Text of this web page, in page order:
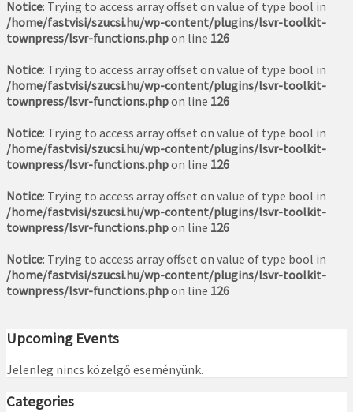
Notice: Trying to access array offset on value of type bool in
/home/fastvisi/szucsi.hu/wp-content/plugins/lsvr-toolkit-
townpress/lsvr-functions.phpon line 126
Notice: Trying to access array offset on value of type bool in
/home/fastvisi/szucsi.hu/wp-content/plugins/lsvr-toolkit-
townpress/lsvr-functions.phpon line 126
Notice: Trying to access array offset on value of type bool in
/home/fastvisi/szucsi.hu/wp-content/plugins/lsvr-toolkit-
townpress/lsvr-functions.phpon line 126
Notice: Trying to access array offset on value of type bool in
/home/fastvisi/szucsi.hu/wp-content/plugins/lsvr-toolkit-
townpress/lsvr-functions.phpon line 126
Notice: Trying to access array offset on value of type bool in
/home/fastvisi/szucsi.hu/wp-content/plugins/lsvr-toolkit-
townpress/lsvr-functions.phpon line 126
Upcoming Events
Jelenleg nincs közelgő eseményünk.
Categories